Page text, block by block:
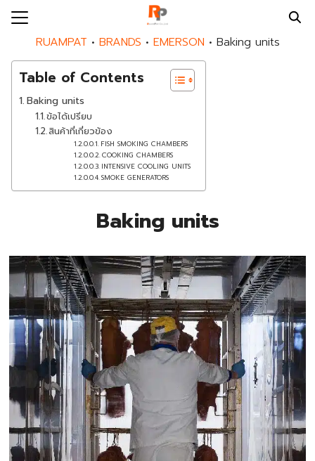
Skip
content
SERVICES
US
SearchRUAMPAT • BRANDS • EMERSON • Baking units
Table of Contents
Baking units
ข้อได้เปรียบ
สินค้าที่เกี่ยวข้อง
FISH SMOKING CHAMBERS
COOKING CHAMBERS
INTENSIVE COOLING UNITS
SMOKE GENERATORS
Baking units